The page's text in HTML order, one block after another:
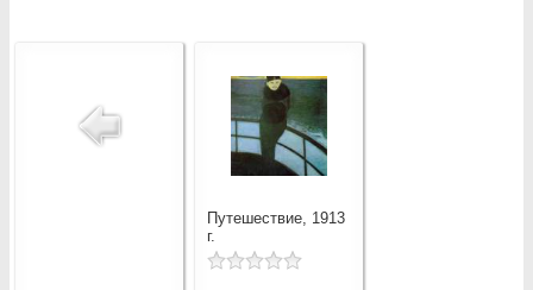
Путешествие, 1913
г.